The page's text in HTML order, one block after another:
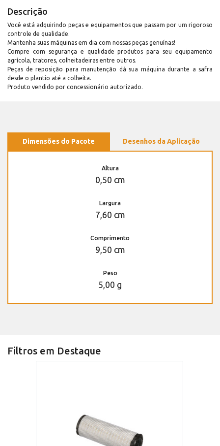
Descrição
Você está adquirindo peças e equipamentos que passam por um rigoroso
controle de qualidade.
Mantenha suas máquinas em dia com nossas peças genuínas!
Compre com segurança e qualidade produtos para seu equipamento
agrícola, tratores, colheitadeiras entre outros.
Peças de reposição para manutenção dá sua máquina durante a safra
desde o plantio até a colheita.
Produto vendido por concessionário autorizado.
Dimensões do Pacote Desenhos da Aplicação
Altura
0,50 cm
Largura
7,60 cm
Comprimento
9,50 cm
Peso
5,00 g
Filtros em Destaque